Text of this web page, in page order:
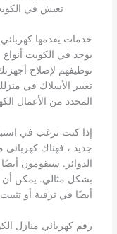
تعيش في
خدمات يقدمها
يوجد في الكويت
توظيفهم لإصلاح
تغيير الأسلاك في
المحدد من الأعمال
إذا كنت ترغب في
جديد ، فهناك
الدوائر. سيقومون أيضًا
بشكل مثالي. يمكن أن
أيضًا في ترقية أو
رقم كهربائي منازل